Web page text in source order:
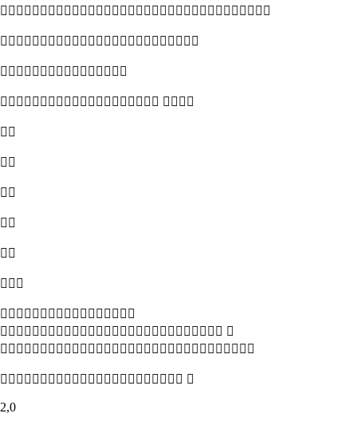



 







 

 
2,0